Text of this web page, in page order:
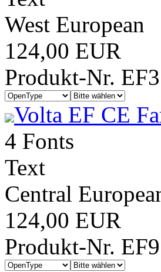
West European
124,00 EUR
Produkt-Nr.
Volta EF CE
4 Fonts
Text
Central
124,00 EUR
Produkt-Nr.